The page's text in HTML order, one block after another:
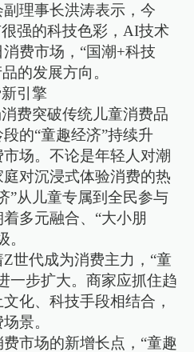
理事长洪涛表示，今
强的科技色彩，AI技术
费市场，“‌国潮+科技
的发展方向。
引擎
费突破传统儿童消费品
的“童趣经济”持续升
场。不论是年轻人对潮
对沉浸式体验消费的热
”从儿童专属到全民参与
多元融合、“大小朋
。
世代成为消费主力，“童
一步扩大。商家应抓住趋
化、科技手段相结合，
景。
市场的新增长点，“童趣